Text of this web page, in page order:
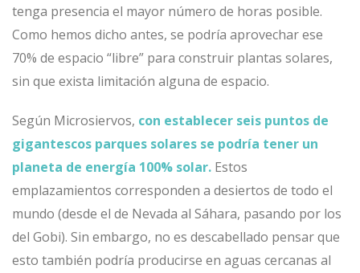
tenga presencia el mayor número de horas posible.
Como hemos dicho antes, se podría aprovechar ese
70% de espacio “libre” para construir plantas solares,
sin que exista limitación alguna de espacio.
Según Microsiervos, con establecer seis puntos de
gigantescos parques solares se podría tener un
planeta de energía 100% solar. Estos
emplazamientos corresponden a desiertos de todo el
mundo (desde el de Nevada al Sáhara, pasando por los
del Gobi). Sin embargo, no es descabellado pensar que
esto también podría producirse en aguas cercanas al